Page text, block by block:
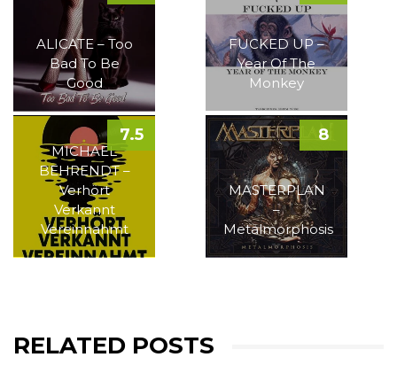
ALICATE – Too
Bad To Be
Good
FUCKED UP –
Year Of The
Monkey
MICHAEL
BEHRENDT –
Verhört
Verkannt
Vereinnahmt
7.5
MASTERPLAN
–
Metalmorphosis
8
RELATED POSTS